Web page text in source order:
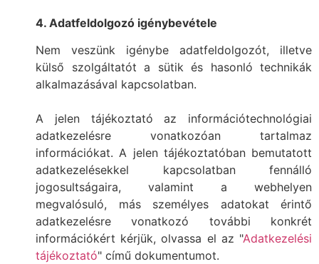
4. Adatfeldolgozó igénybevétele
Nem veszünk igénybe adatfeldolgozót, illetve
külső szolgáltatót a sütik és hasonló technikák
alkalmazásával kapcsolatban.
A jelen tájékoztató az információtechnológiai
adatkezelésre vonatkozóan tartalmaz
információkat. A jelen tájékoztatóban bemutatott
adatkezelésekkel kapcsolatban fennálló
jogosultságaira, valamint a webhelyen
megvalósuló, más személyes adatokat érintő
adatkezelésre vonatkozó további konkrét
információkért kérjük, olvassa el az "Adatkezelési
tájékoztató" című dokumentumot.